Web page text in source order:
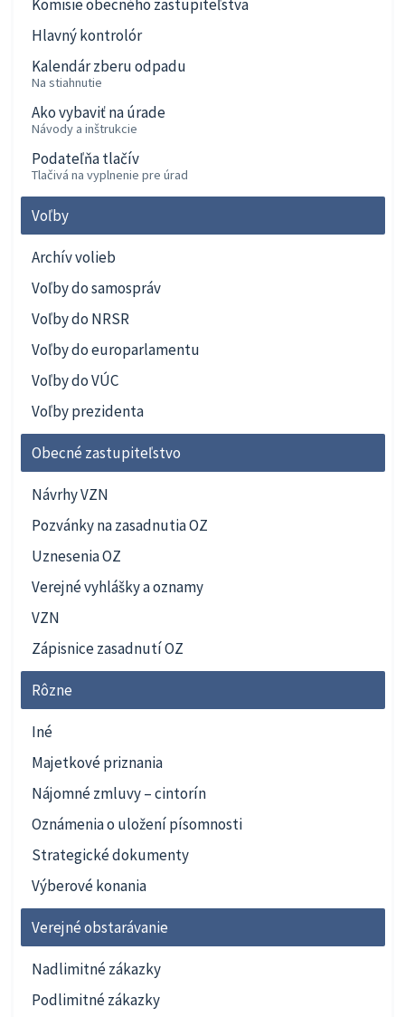
Komisie obecného zastupiteľstva
Hlavný kontrolór
Kalendár zberu odpadu
Na stiahnutie
Ako vybaviť na úrade
Návody a inštrukcie
Podateľňa tlačív
Tlačivá na vyplnenie pre úrad
Voľby
Archív volieb
Voľby do samospráv
Voľby do NRSR
Voľby do europarlamentu
Voľby do VÚC
Voľby prezidenta
Obecné zastupiteľstvo
Návrhy VZN
Pozvánky na zasadnutia OZ
Uznesenia OZ
Verejné vyhlášky a oznamy
VZN
Zápisnice zasadnutí OZ
Rôzne
Iné
Majetkové priznania
Nájomné zmluvy – cintorín
Oznámenia o uložení písomnosti
Strategické dokumenty
Výberové konania
Verejné obstarávanie
Nadlimitné zákazky
Podlimitné zákazky